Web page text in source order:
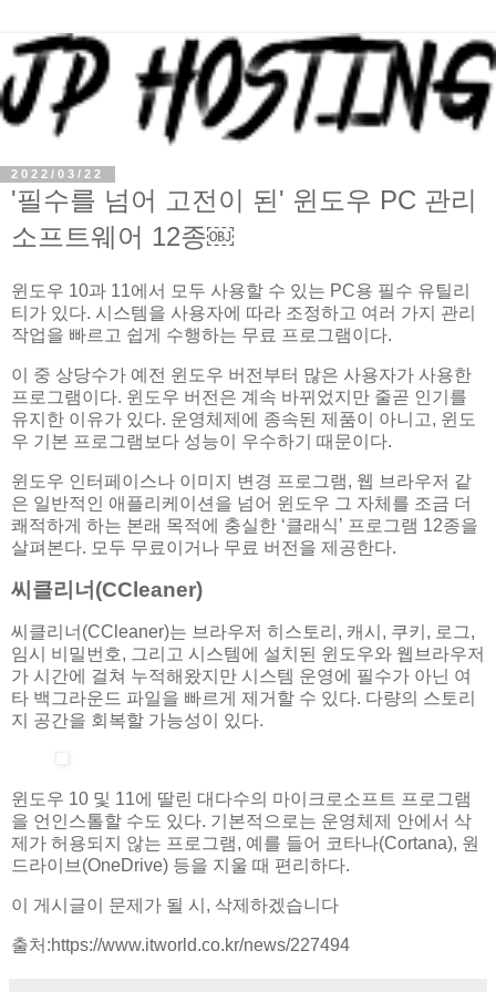
2022/03/22
'필수를 넘어 고전이 된' 윈도우 PC 관리
소프트웨어 12종￼
윈도우 10과 11에서 모두 사용할 수 있는 PC용 필수 유틸리
티가 있다. 시스템을 사용자에 따라 조정하고 여러 가지 관리
작업을 빠르고 쉽게 수행하는 무료 프로그램이다.
이 중 상당수가 예전 윈도우 버전부터 많은 사용자가 사용한
프로그램이다. 윈도우 버전은 계속 바뀌었지만 줄곧 인기를
유지한 이유가 있다. 운영체제에 종속된 제품이 아니고, 윈도
우 기본 프로그램보다 성능이 우수하기 때문이다.
윈도우 인터페이스나 이미지 변경 프로그램, 웹 브라우저 같
은 일반적인 애플리케이션을 넘어 윈도우 그 자체를 조금 더
쾌적하게 하는 본래 목적에 충실한 ‘클래식’ 프로그램 12종을
살펴본다. 모두 무료이거나 무료 버전을 제공한다.
씨클리너(CCleaner)
씨클리너(CCleaner)는 브라우저 히스토리, 캐시, 쿠키, 로그,
임시 비밀번호, 그리고 시스템에 설치된 윈도우와 웹브라우저
가 시간에 걸쳐 누적해왔지만 시스템 운영에 필수가 아닌 여
타 백그라운드 파일을 빠르게 제거할 수 있다. 다량의 스토리
지 공간을 회복할 가능성이 있다.
윈도우 10 및 11에 딸린 대다수의 마이크로소프트 프로그램
을 언인스톨할 수도 있다. 기본적으로는 운영체제 안에서 삭
제가 허용되지 않는 프로그램, 예를 들어 코타나(Cortana), 원
드라이브(OneDrive) 등을 지울 때 편리하다.
이 게시글이 문제가 될 시, 삭제하겠습니다
출처:https://www.itworld.co.kr/news/227494